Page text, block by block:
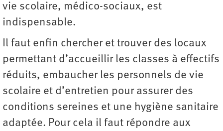
vie scolaire, médico-sociaux, est
indispensable.
Il faut enfin chercher et trouver des locaux
permettant d’accueillir les classes à effectifs
réduits, embaucher les personnels de vie
scolaire et d’entretien pour assurer des
conditions sereines et une hygiène sanitaire
adaptée. Pour cela il faut répondre aux